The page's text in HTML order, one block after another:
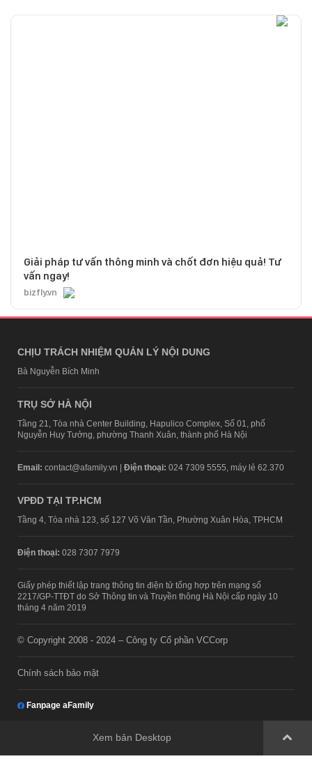
Giải pháp tư vấn thông minh và chốt đơn hiệu quả! Tư
vấn ngay!
bizfly.vn
CHỊU TRÁCH NHIỆM QUẢN LÝ NỘI DUNG
Bà Nguyễn Bích Minh
TRỤ SỞ HÀ NỘI
Tầng 21, Tòa nhà Center Building, Hapulico Complex, Số 01, phố
Nguyễn Huy Tưởng, phường Thanh Xuân, thành phố Hà Nội
Email: contact@afamily.vn | Điện thoại: 024 7309 5555, máy lẻ 62.370
VPĐD TẠI TP.HCM
Tầng 4, Tòa nhà 123, số 127 Võ Văn Tần, Phường Xuân Hòa, TPHCM
Điện thoại: 028 7307 7979
Giấy phép thiết lập trang thông tin điện tử tổng hợp trên mạng số
2217/GP-TTĐT do Sở Thông tin và Truyền thông Hà Nội cấp ngày 10
tháng 4 năm 2019
© Copyright 2008 - 2024 – Công ty Cổ phần VCCorp
Chính sách bảo mật
Fanpage aFamily
Xem bản Desktop